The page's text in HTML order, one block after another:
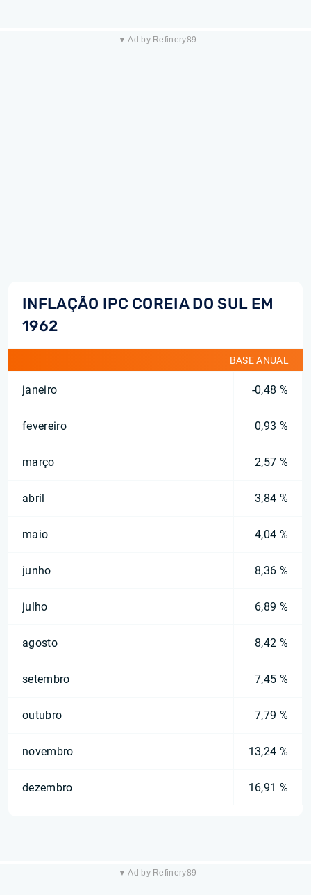
▼ Ad by Refinery89
INFLAÇÃO IPC COREIA DO SUL EM
1962
BASE ANUAL
janeiro -0,48 %
fevereiro 0,93 %
março 2,57 %
abril 3,84 %
maio 4,04 %
junho 8,36 %
julho 6,89 %
agosto 8,42 %
setembro 7,45 %
outubro 7,79 %
novembro 13,24 %
dezembro 16,91 %
▼ Ad by Refinery89